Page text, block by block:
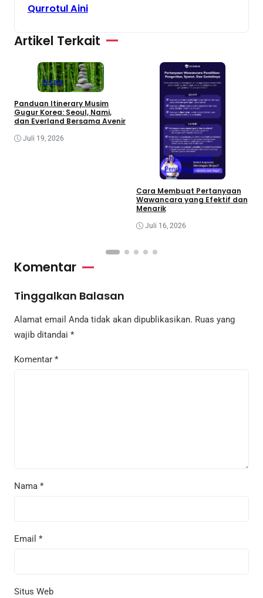
Qurrotul Aini
Artikel Terkait
Wisata
Panduan Itinerary Musim
Gugur Korea: Seoul, Nami,
dan Everland Bersama Avenir
Juli 19, 2026
EdukasiLifestyle
Pendidikan
Cara Membuat Pertanyaan
Wawancara yang Efektif dan
Menarik
Juli 16, 2026
Komentar
Tinggalkan Balasan
Alamat email Anda tidak akan dipublikasikan. Ruas yang
wajib ditandai *
Komentar *
Nama *
Email *
Situs Web